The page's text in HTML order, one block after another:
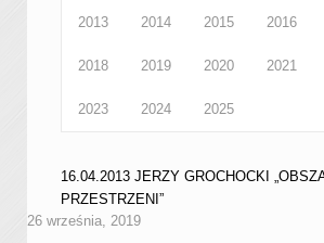
2013 2014 2015 2016
2018 2019 2020 2021
2023 2024 2025
16.04.2013 JERZY GROCHOCKI
PRZESTRZENI”
26 września, 2019